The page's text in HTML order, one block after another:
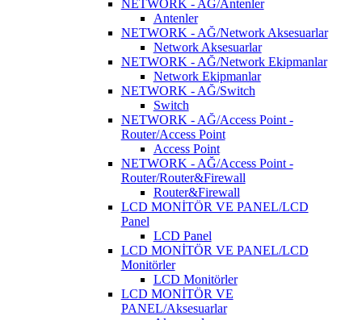
NETWORK - AĞ/Antenler
Antenler
NETWORK - AĞ/Network Aksesuarlar
Network Aksesuarlar
NETWORK - AĞ/Network Ekipmanlar
Network Ekipmanlar
NETWORK - AĞ/Switch
Switch
NETWORK - AĞ/Access Point -
Router/Access Point
Access Point
NETWORK - AĞ/Access Point -
Router/Router&Firewall
Router&Firewall
LCD MONİTÖR VE PANEL/LCD
Panel
LCD Panel
LCD MONİTÖR VE PANEL/LCD
Monitörler
LCD Monitörler
LCD MONİTÖR VE
PANEL/Aksesuarlar